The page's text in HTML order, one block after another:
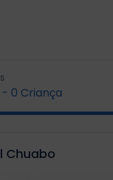
- 0 Criança
Chuabo